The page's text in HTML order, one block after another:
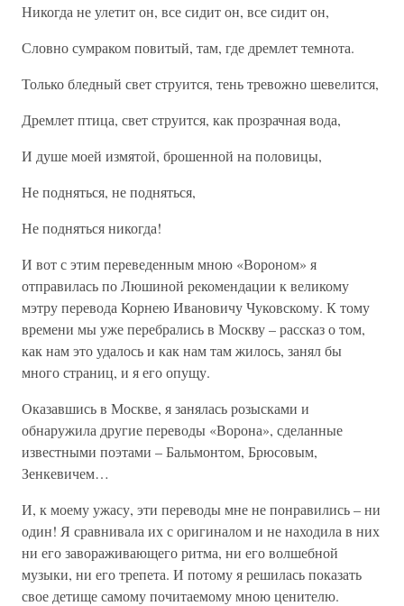
Никогда не улетит он, все сидит он, все сидит он,
Словно сумраком повитый, там, где дремлет темнота.
Только бледный свет струится, тень тревожно шевелится,
Дремлет птица, свет струится, как прозрачная вода,
И душе моей измятой, брошенной на половицы,
Не подняться, не подняться,
Не подняться никогда!
И вот с этим переведенным мною «Вороном» я
отправилась по Люшиной рекомендации к великому
мэтру перевода Корнею Ивановичу Чуковскому. К тому
времени мы уже перебрались в Москву – рассказ о том,
как нам это удалось и как нам там жилось, занял бы
много страниц, и я его опущу.
Оказавшись в Москве, я занялась розысками и
обнаружила другие переводы «Ворона», сделанные
известными поэтами – Бальмонтом, Брюсовым,
Зенкевичем…
И, к моему ужасу, эти переводы мне не понравились – ни
один! Я сравнивала их с оригиналом и не находила в них
ни его завораживающего ритма, ни его волшебной
музыки, ни его трепета. И потому я решилась показать
свое детище самому почитаемому мною ценителю.